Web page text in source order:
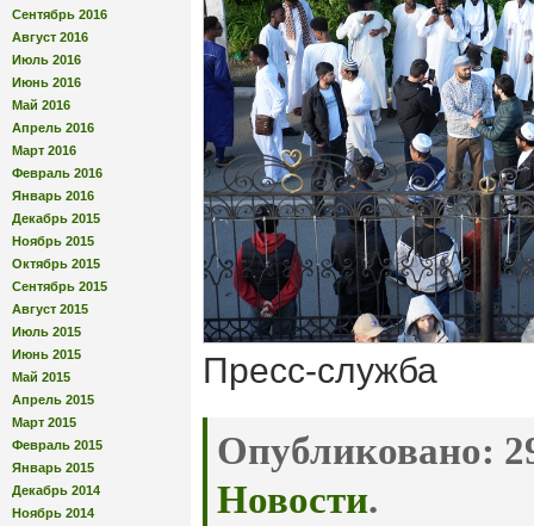
Сентябрь 2016
Август 2016
Июль 2016
Июнь 2016
Май 2016
Апрель 2016
Март 2016
Февраль 2016
Январь 2016
Декабрь 2015
Ноябрь 2015
Октябрь 2015
Сентябрь 2015
Август 2015
Июль 2015
Июнь 2015
Май 2015
Апрель 2015
Март 2015
Февраль 2015
Январь 2015
Декабрь 2014
Ноябрь 2014
Пресс-служба
Опубликовано:
Новости.